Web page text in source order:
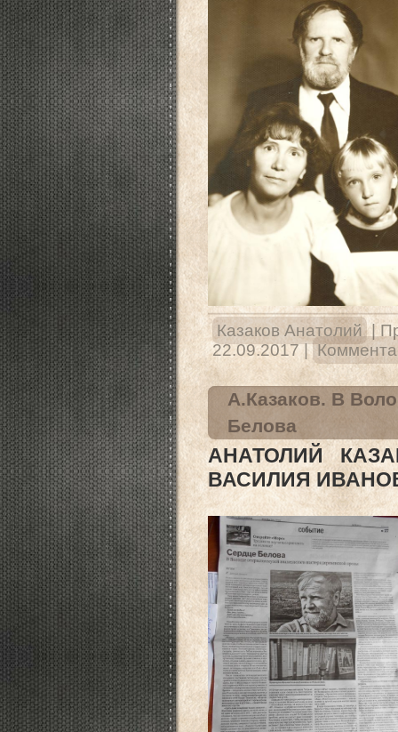
Казаков Анатолий |
22.09.2017 |
А.Казаков. В
Белова
АНАТОЛИЙ
ВАСИЛИЯ